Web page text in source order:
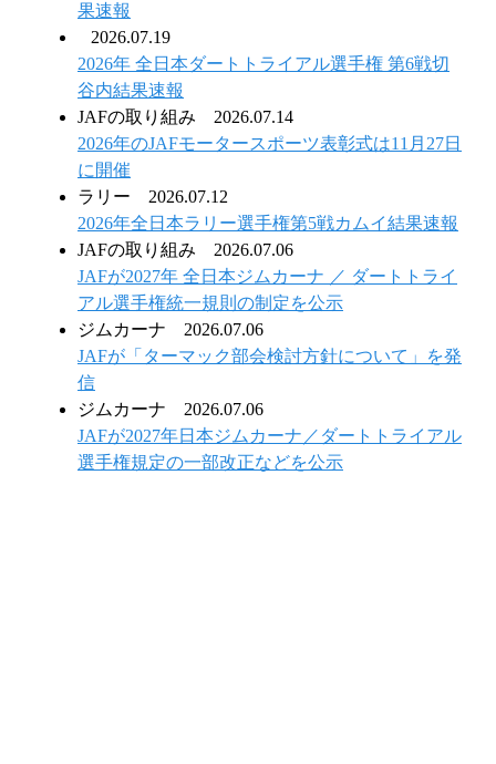
果速報
2026.07.19
2026年 全日本ダートトライアル選手権 第6戦切
谷内結果速報
JAFの取り組み
2026.07.14
2026年のJAFモータースポーツ表彰式は11月27日
に開催
ラリー
2026.07.12
2026年全日本ラリー選手権第5戦カムイ結果速報
JAFの取り組み
2026.07.06
JAFが2027年 全日本ジムカーナ ／ ダートトライ
アル選手権統一規則の制定を公示
ジムカーナ
2026.07.06
JAFが「ターマック部会検討方針について」を発
信
ジムカーナ
2026.07.06
JAFが2027年日本ジムカーナ／ダートトライアル
選手権規定の一部改正などを公示